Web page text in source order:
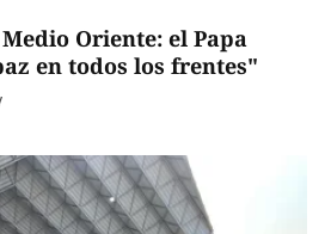
Oriente: el Papa
en todos los frentes"